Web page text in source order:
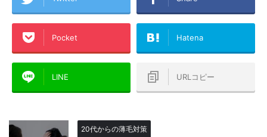
Pocket Hatena
LINE URLコピー
20代からの薄毛対策